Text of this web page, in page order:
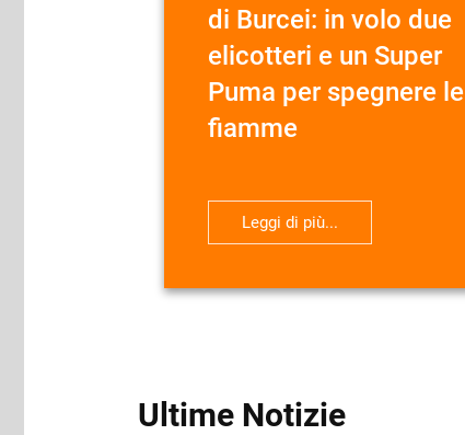
di Burcei: in volo due
elicotteri e un Super
Puma per spegnere le
fiamme
Leggi di più...
Ultime Notizie